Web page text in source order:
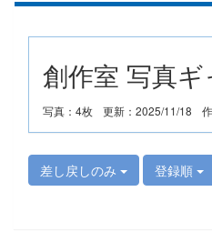
創作室 写真
写真：4枚 更新：2025/11/18
差し戻しのみ 登録順